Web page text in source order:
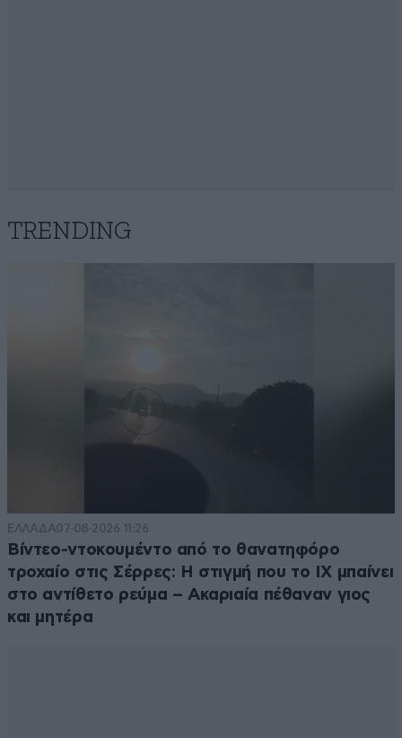
TRENDING
ΕΛΛΑΔΑ07·08·2026 11:26
Βίντεο-ντοκουμέντο από το θανατηφόρο
τροχαίο στις Σέρρες: Η στιγμή που το ΙΧ μπαίνει
στο αντίθετο ρεύμα – Ακαριαία πέθαναν γιος
και μητέρα